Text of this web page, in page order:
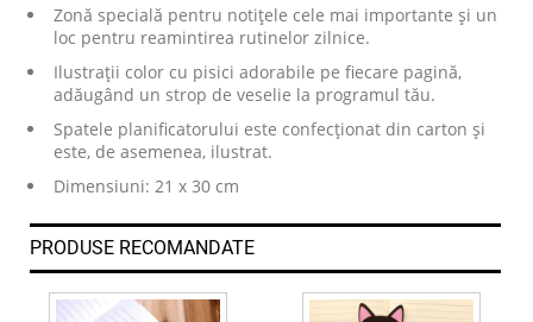
Zonă specială pentru notițele cele mai importante și un
loc pentru reamintirea rutinelor zilnice.
Ilustrații color cu pisici adorabile pe fiecare pagină,
adăugând un strop de veselie la programul tău.
Spatele planificatorului este confecționat din carton și
este, de asemenea, ilustrat.
Dimensiuni: 21 x 30 cm
PRODUSE RECOMANDATE